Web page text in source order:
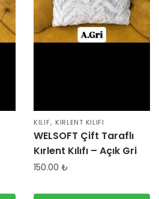
KILIF, KIRLENT KILIFI
WELSOFT Çift Taraflı
Kırlent Kılıfı – Açık Gri
150.00 ₺